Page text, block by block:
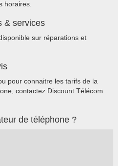
horaires.
& services
sur réparations et
pour connaitre les tarifs de la
contactez Discount Télécom
de téléphone ?